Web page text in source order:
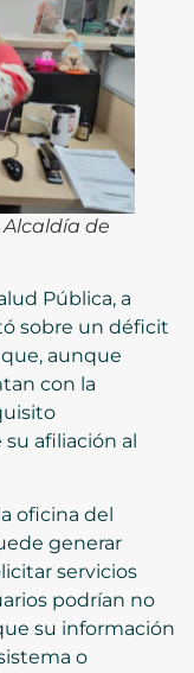
de
Pública, a
sobre un déficit
aunque
con la
afiliación al
oficina del
generar
servicios
podrían no
su información
o